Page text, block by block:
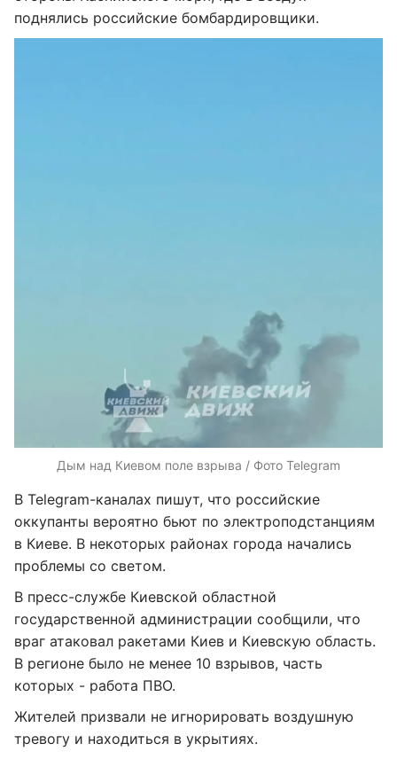
поднялись российские бомбардировщики.
Дым над Киевом поле взрыва / Фото Telegram
В Telegram-каналах пишут, что российские
оккупанты вероятно бьют по электроподстанциям
в Киеве. В некоторых районах города начались
проблемы со светом.
В пресс-службе Киевской областной
государственной администрации сообщили, что
враг атаковал ракетами Киев и Киевскую область.
В регионе было не менее 10 взрывов, часть
которых - работа ПВО.
Жителей призвали не игнорировать воздушную
тревогу и находиться в укрытиях.